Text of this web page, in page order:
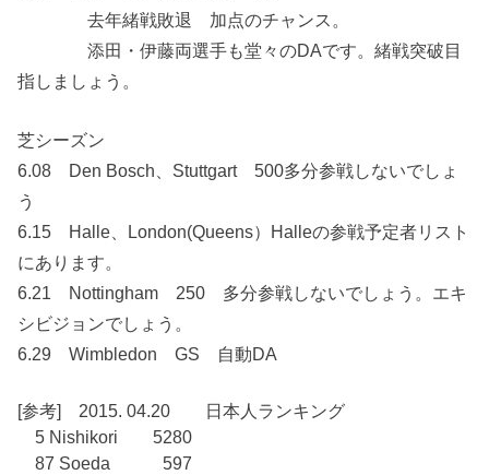
去年緒戦敗退 加点のチャンス。
添田・伊藤両選手も堂々のDAです。緒戦突破目
指しましょう。
芝シーズン
6.08 Den Bosch、Stuttgart 500多分参戦しないでしょ
う
6.15 Halle、London(Queens）Halleの参戦予定者リスト
にあります。
6.21 Nottingham 250 多分参戦しないでしょう。エキ
シビジョンでしょう。
6.29 Wimbledon GS 自動DA
[参考] 2015. 04.20 日本人ランキング
5 Nishikori 5280
87 Soeda 597